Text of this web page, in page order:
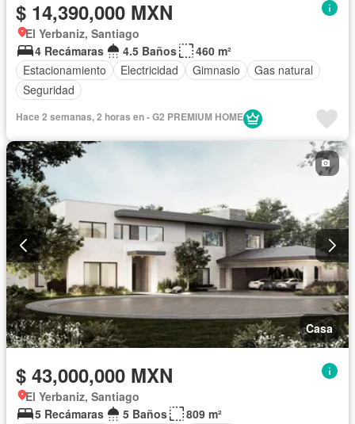
$ 14,390,000 MXN
El Yerbaniz, Santiago
4 Recámaras
4.5 Baños
460 m²
Estacionamiento
Electricidad Gimnasio
Gas natural
Seguridad
Hace 2 semanas, 2 horas en - G2 PREMIUM HOME
Casa
$ 43,000,000 MXN
El Yerbaniz, Santiago
5 Recámaras
5 Baños
809 m²